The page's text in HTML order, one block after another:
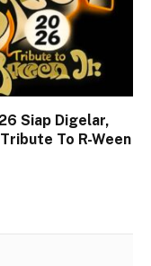
Siap Digelar,
To R-Ween